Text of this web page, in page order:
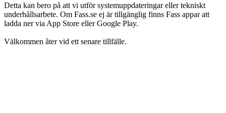
Detta kan bero på att vi utför systemuppdateringar eller tekniskt
underhållsarbete. Om Fass.se ej är tillgänglig finns Fass appar att
ladda ner via App Store eller Google Play.
Välkommen åter vid ett senare tillfälle.